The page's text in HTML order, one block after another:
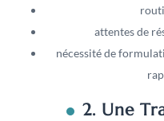
attentes de
nécessité de
2. Une